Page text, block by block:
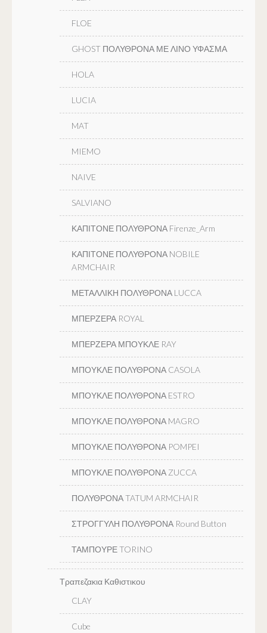
FLOE
GHOST ΠΟΛΥΘΡΟΝΑ ΜΕ ΛΙΝΟ ΥΦΑΣΜΑ
HOLA
LUCIA
MAT
MIEMO
NAIVE
SALVIANO
ΚΑΠΙΤΟΝΕ ΠΟΛΥΘΡΟΝΑ Firenze_Arm
ΚΑΠΙΤΟΝΕ ΠΟΛΥΘΡΟΝΑ NOBILE
ARMCHAIR
ΜΕΤΑΛΛΙΚΗ ΠΟΛΥΘΡΟΝΑ LUCCA
ΜΠΕΡΖΕΡΑ ROYAL
ΜΠΕΡΖΕΡΑ ΜΠΟΥΚΛΕ RAY
ΜΠΟΥΚΛΕ ΠΟΛΥΘΡΟΝΑ CASOLA
ΜΠΟΥΚΛΕ ΠΟΛΥΘΡΟΝΑ ESTRO
ΜΠΟΥΚΛΕ ΠΟΛΥΘΡΟΝΑ MAGRO
ΜΠΟΥΚΛΕ ΠΟΛΥΘΡΟΝΑ POMPEI
ΜΠΟΥΚΛΕ ΠΟΛΥΘΡΟΝΑ ZUCCA
ΠΟΛΥΘΡΟΝΑ TATUM ARMCHAIR
ΣΤΡΟΓΓΥΛΗ ΠΟΛΥΘΡΟΝΑ Round Button
ΤΑΜΠΟΥΡΕ TORINO
Τραπεζακια Καθιστικου
CLAY
Cube